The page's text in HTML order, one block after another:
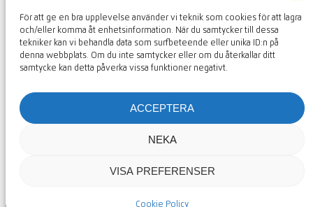
För att ge en bra upplevelse använder vi teknik som cookies för att lagra
och/eller komma åt enhetsinformation. När du samtycker till dessa
tekniker kan vi behandla data som surfbeteende eller unika ID:n på
denna webbplats. Om du inte samtycker eller om du återkallar ditt
samtycke kan detta påverka vissa funktioner negativt.
ACCEPTERA
NEKA
VISA PREFERENSER
Cookie Policy
KONTAKT MEDLEMSSIDOR
042-34 68 60|
263 72 SKÄRET
|Design av Golfpress